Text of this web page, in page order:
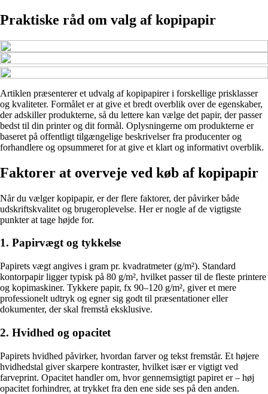
Praktiske råd om valg af kopipapir
Artiklen præsenterer et udvalg af kopipapirer i forskellige prisklasser
og kvaliteter. Formålet er at give et bredt overblik over de egenskaber,
der adskiller produkterne, så du lettere kan vælge det papir, der passer
bedst til din printer og dit formål. Oplysningerne om produkterne er
baseret på offentligt tilgængelige beskrivelser fra producenter og
forhandlere og opsummeret for at give et klart og informativt overblik.
Faktorer at overveje ved køb af kopipapir
Når du vælger kopipapir, er der flere faktorer, der påvirker både
udskriftskvalitet og brugeroplevelse. Her er nogle af de vigtigste
punkter at tage højde for.
1. Papirvægt og tykkelse
Papirets vægt angives i gram pr. kvadratmeter (g/m²). Standard
kontorpapir ligger typisk på 80 g/m², hvilket passer til de fleste printere
og kopimaskiner. Tykkere papir, fx 90–120 g/m², giver et mere
professionelt udtryk og egner sig godt til præsentationer eller
dokumenter, der skal fremstå eksklusive.
2. Hvidhed og opacitet
Papirets hvidhed påvirker, hvordan farver og tekst fremstår. Et højere
hvidhedstal giver skarpere kontraster, hvilket især er vigtigt ved
farveprint. Opacitet handler om, hvor gennemsigtigt papiret er – høj
opacitet forhindrer, at trykket fra den ene side ses på den anden.